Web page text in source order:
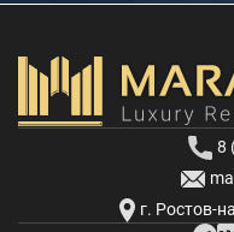
8
г. Ростов-